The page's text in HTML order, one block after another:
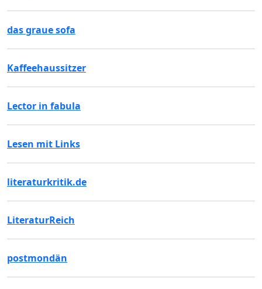
das graue sofa
Kaffeehaussitzer
Lector in fabula
Lesen mit Links
literaturkritik.de
LiteraturReich
postmondän